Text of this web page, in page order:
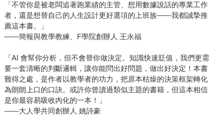
「不管你是被老闆追著跑業績的主管、想用數據說話的專業工作
者，還是想替自己的人生設計更好選項的上班族――我都誠摯推
薦這本書。」
――簡報與教學教練、F學院創辦人 王永福
「AI 會幫你分析，但不會替你做決定。知識快速貶值，我們更需
要一套清晰的判斷邏輯，讓你能問出好問題，做出好決定！本書
難得之處，是作者以教學者的功力，把原本枯燥的決策框架轉化
為朗朗上口的口訣。或許你曾讀過類似主題的書籍，但這本相信
是你最容易吸收內化的一本！」
――大人學共同創辦人 姚詩豪